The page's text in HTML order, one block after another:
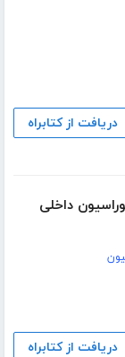
دریافت از کتابراه
داخلی
دریافت از کتابراه